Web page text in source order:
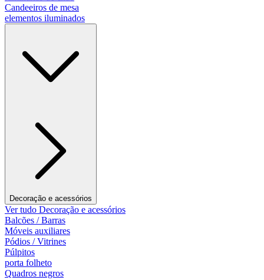
Candeeiros de mesa
elementos iluminados
Decoração e acessórios
Ver tudo Decoração e acessórios
Balcões / Barras
Móveis auxiliares
Pódios / Vitrines
Púlpitos
porta folheto
Quadros negros